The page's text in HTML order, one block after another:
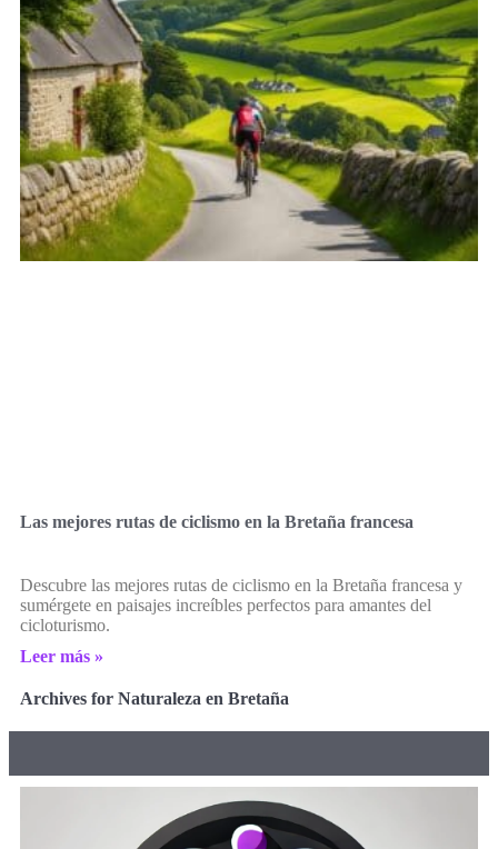
Las mejores rutas de ciclismo en la Bretaña francesa
Descubre las mejores rutas de ciclismo en la Bretaña francesa y
sumérgete en paisajes increíbles perfectos para amantes del
cicloturismo.
Leer más »
Archives for Naturaleza en Bretaña